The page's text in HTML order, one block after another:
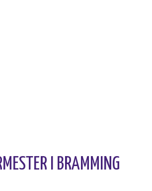
I BRAMMING